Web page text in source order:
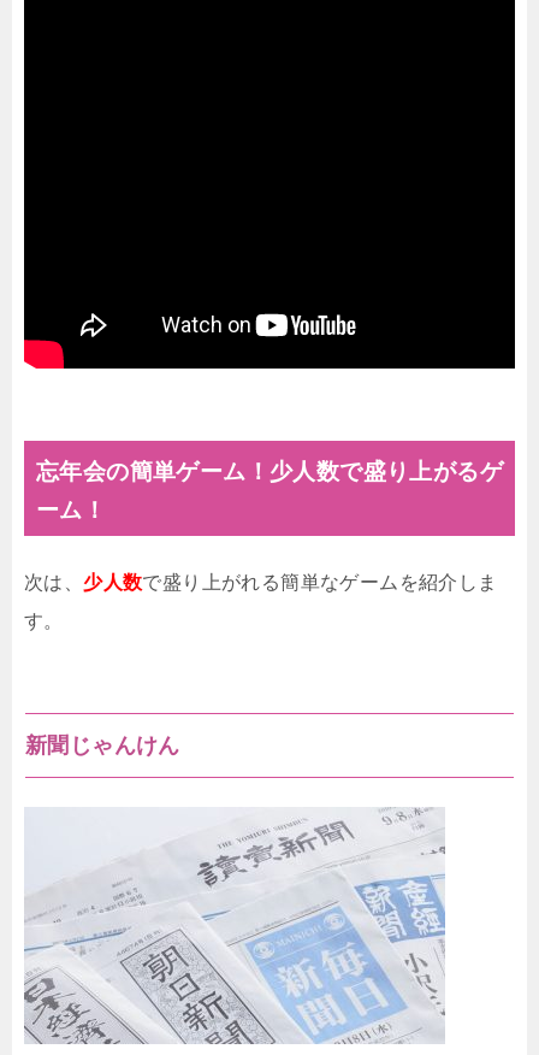
忘年会の簡単ゲーム！少人数で盛り上がるゲ
ーム！
次は、少人数で盛り上がれる簡単なゲームを紹介しま
す。
新聞じゃんけん